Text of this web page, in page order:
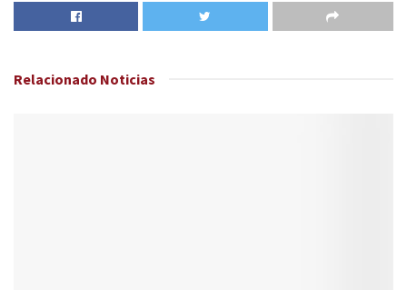
Relacionado Noticias